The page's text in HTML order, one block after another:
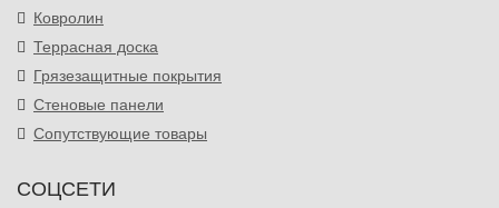
Ковролин
Террасная доска
Грязезащитные покрытия
Стеновые панели
Сопутствующие товары
СОЦСЕТИ